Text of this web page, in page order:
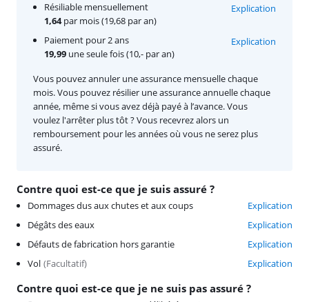
Contre quoi est-ce que je suis assuré ?
Dommages dus aux chutes et aux coups
Explication
Dégâts des eaux
Explication
Défauts de fabrication hors garantie
Explication
Vol (Facultatif) Explication
Contre quoi est-ce que je ne suis pas assuré ?
Résiliable mensuellement
1,64par mois (19,68 par an)
Explication
Paiement pour 2 ans
19,99 une seule fois (10,- par an)
Explication
Vous pouvez annuler une assurance mensuelle chaque
mois. Vous pouvez résilier une assurance annuelle chaque
année, même si vous avez déjà payé à l’avance. Vous
voulez l'arrêter plus tôt ? Vous recevrez alors un
remboursement pour les années où vous ne serez plus
assuré.